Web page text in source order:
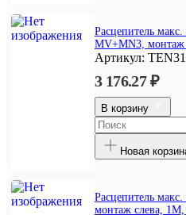
Расцепитель
MV+MN3, монтаж
Артикул:
3 176.27 ₽
В корзину
Новая
Расцепитель
монтаж слева,